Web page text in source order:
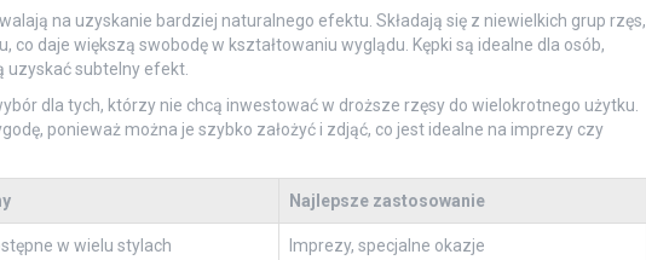
na uzyskanie bardziej naturalnego efektu. Składają się z niewielkich grup rzęs,
co daje większą swobodę w kształtowaniu wyglądu. Kępki są idealne dla osób,
uzyskać subtelny efekt.
dla tych, którzy nie chcą inwestować w droższe rzęsy do wielokrotnego użytku.
ponieważ można je szybko założyć i zdjąć, co jest idealne na imprezy czy
Najlepsze zastosowanie
w wielu stylach Imprezy, specjalne okazje